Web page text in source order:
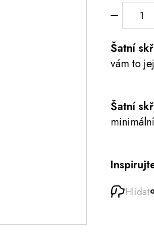
Šatní
vám to
Šatní
Hlídat